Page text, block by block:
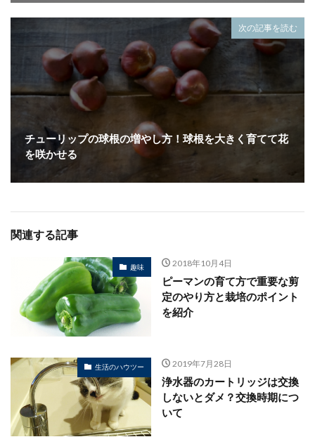
次の記事を読む
チューリップの球根の増やし方！球根を大きく育てて花
を咲かせる
関連する記事
趣味 2018年10月4日
ピーマンの育て方で重要な剪
定のやり方と栽培のポイント
を紹介
生活のハウツー 2019年7月28日
浄水器のカートリッジは交換
しないとダメ？交換時期につ
いて